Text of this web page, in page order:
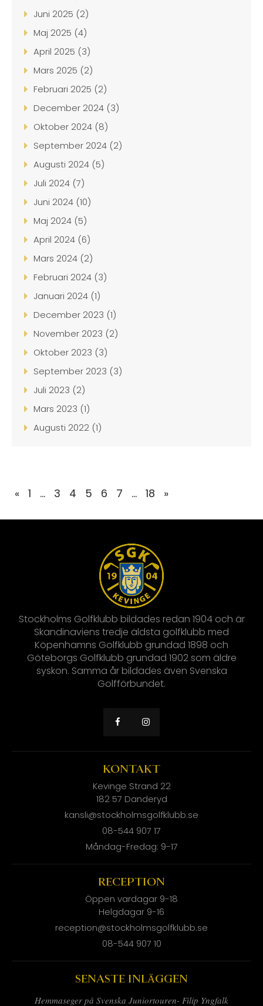
Juni 2025 (2)
Maj 2025 (4)
April 2025 (3)
Mars 2025 (2)
Februari 2025 (2)
December 2024 (3)
Oktober 2024 (8)
September 2024 (2)
Augusti 2024 (5)
Juli 2024 (7)
Juni 2024 (10)
Maj 2024 (5)
April 2024 (6)
Mars 2024 (2)
Februari 2024 (3)
Januari 2024 (1)
December 2023 (1)
November 2023 (2)
Oktober 2023 (3)
September 2023 (3)
Juli 2023 (2)
Mars 2023 (1)
Augusti 2022 (1)
« 1 … 3 4 5 6 7 … 18 »
Stockholms Golfklubb bildades redan 1904 och är
Skandinaviens tredje äldsta golfklubb med
Köpenhamns Golfklubb grundad 1898 och
Göteborgs Golfklubb grundad 1902 som äldre
syskon. Samma år bildades även Svenska
Golfförbundet.
KONTAKT
Kevinge Strand 22
182 57 Danderyd
kansli@stockholmsgolfklubb.se
08-544 907 17
Måndag-Fredag: 9-17
RECEPTION
Öppen vardagar 9-18
Helgdagar 9-16
reception@stockholmsgolfklubb.se
08-544 907 10
SENASTE INLÄGGEN
Hemmaseger på Svenska Juniortouren- Filip Yngfalk